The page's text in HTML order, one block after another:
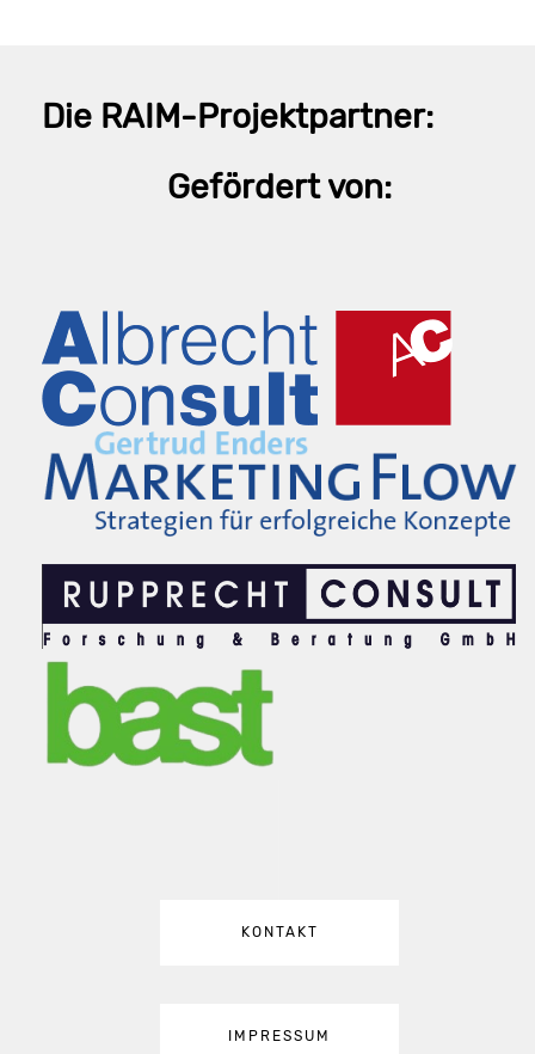
Die RAIM-Projektpartner:
Gefördert von:
KONTAKT
IMPRESSUM